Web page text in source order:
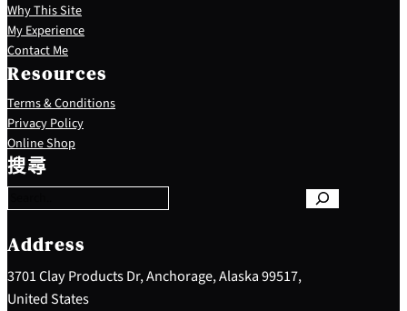
Why This Site
My Experience
Contact Me
Resources
Terms & Conditions
Privacy Policy
Online Shop
搜尋
S
e
a
c
h
Address
3701 Clay Products Dr, Anchorage, Alaska 99517,
United States